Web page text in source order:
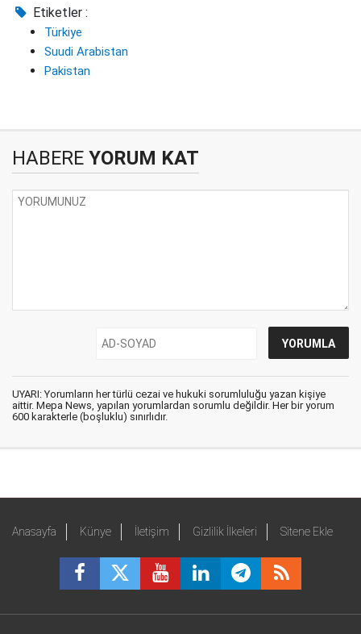
Etiketler :
Türkiye
Suudi Arabistan
Pakistan
HABERE YORUM KAT
UYARI: Yorumların her türlü cezai ve hukuki sorumluluğu yazan kişiye
aittir. Mepa News, yapılan yorumlardan sorumlu değildir. Her bir yorum
600 karakterle (boşluklu) sınırlıdır.
Anasayfa Künye İletişim Gizlilik İlkeleri Sitene Ekle